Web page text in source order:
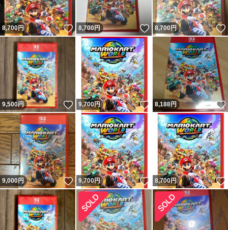
8,700円 いいね！
8,700円 いいね！
8,700円
9,500円 いいね！
9,700円 いいね！
8,188円
9,000円 いいね！
9,700円 いいね！
8,700円